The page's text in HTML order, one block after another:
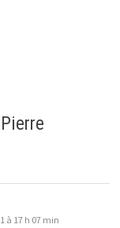
à 17 h 07 min